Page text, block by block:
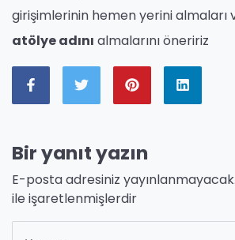
girişimlerinin hemen yerini almaları
atölye adını almalarını öneririz
Bir yanıt yazın
E-posta adresiniz yayınlanmayacak.
ile işaretlenmişlerdir